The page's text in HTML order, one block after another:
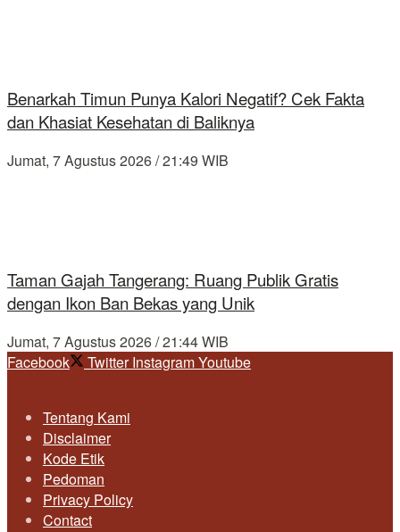
Benarkah Timun Punya Kalori Negatif? Cek Fakta
dan Khasiat Kesehatan di Baliknya
Jumat, 7 Agustus 2026 / 21:49 WIB
Taman Gajah Tangerang: Ruang Publik Gratis
dengan Ikon Ban Bekas yang Unik
Jumat, 7 Agustus 2026 / 21:44 WIB
Facebook
Twitter InstagramYoutube
Tentang Kami
Disclaimer
Kode Etik
Pedoman
Privacy Policy
Contact